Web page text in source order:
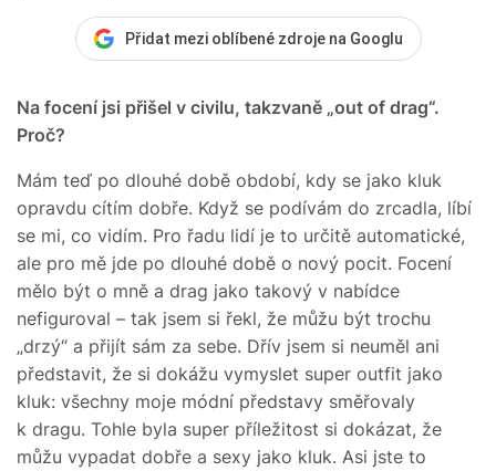
Přidat mezi oblíbené zdroje na Googlu
Na focení jsi přišel v civilu, takzvaně „out of drag“.
Proč?
Mám teď po dlouhé době období, kdy se jako kluk
opravdu cítím dobře. Když se podívám do zrcadla, líbí
se mi, co vidím. Pro řadu lidí je to určitě automatické,
ale pro mě jde po dlouhé době o nový pocit. Focení
mělo být o mně a drag jako takový v nabídce
nefiguroval – tak jsem si řekl, že můžu být trochu
„drzý“ a přijít sám za sebe. Dřív jsem si neuměl ani
představit, že si dokážu vymyslet super outfit jako
kluk: všechny moje módní představy směřovaly
k dragu. Tohle byla super příležitost si dokázat, že
můžu vypadat dobře a sexy jako kluk. Asi jste to